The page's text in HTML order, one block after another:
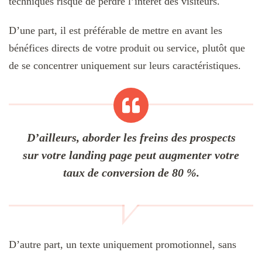
D’une part, il est préférable de mettre en avant les
bénéfices directs de votre produit ou service, plutôt que
de se concentrer uniquement sur leurs caractéristiques.
D’ailleurs, aborder les freins des prospects
sur votre landing page peut augmenter votre
taux de conversion de 80 %.
D’autre part, un texte uniquement promotionnel, sans